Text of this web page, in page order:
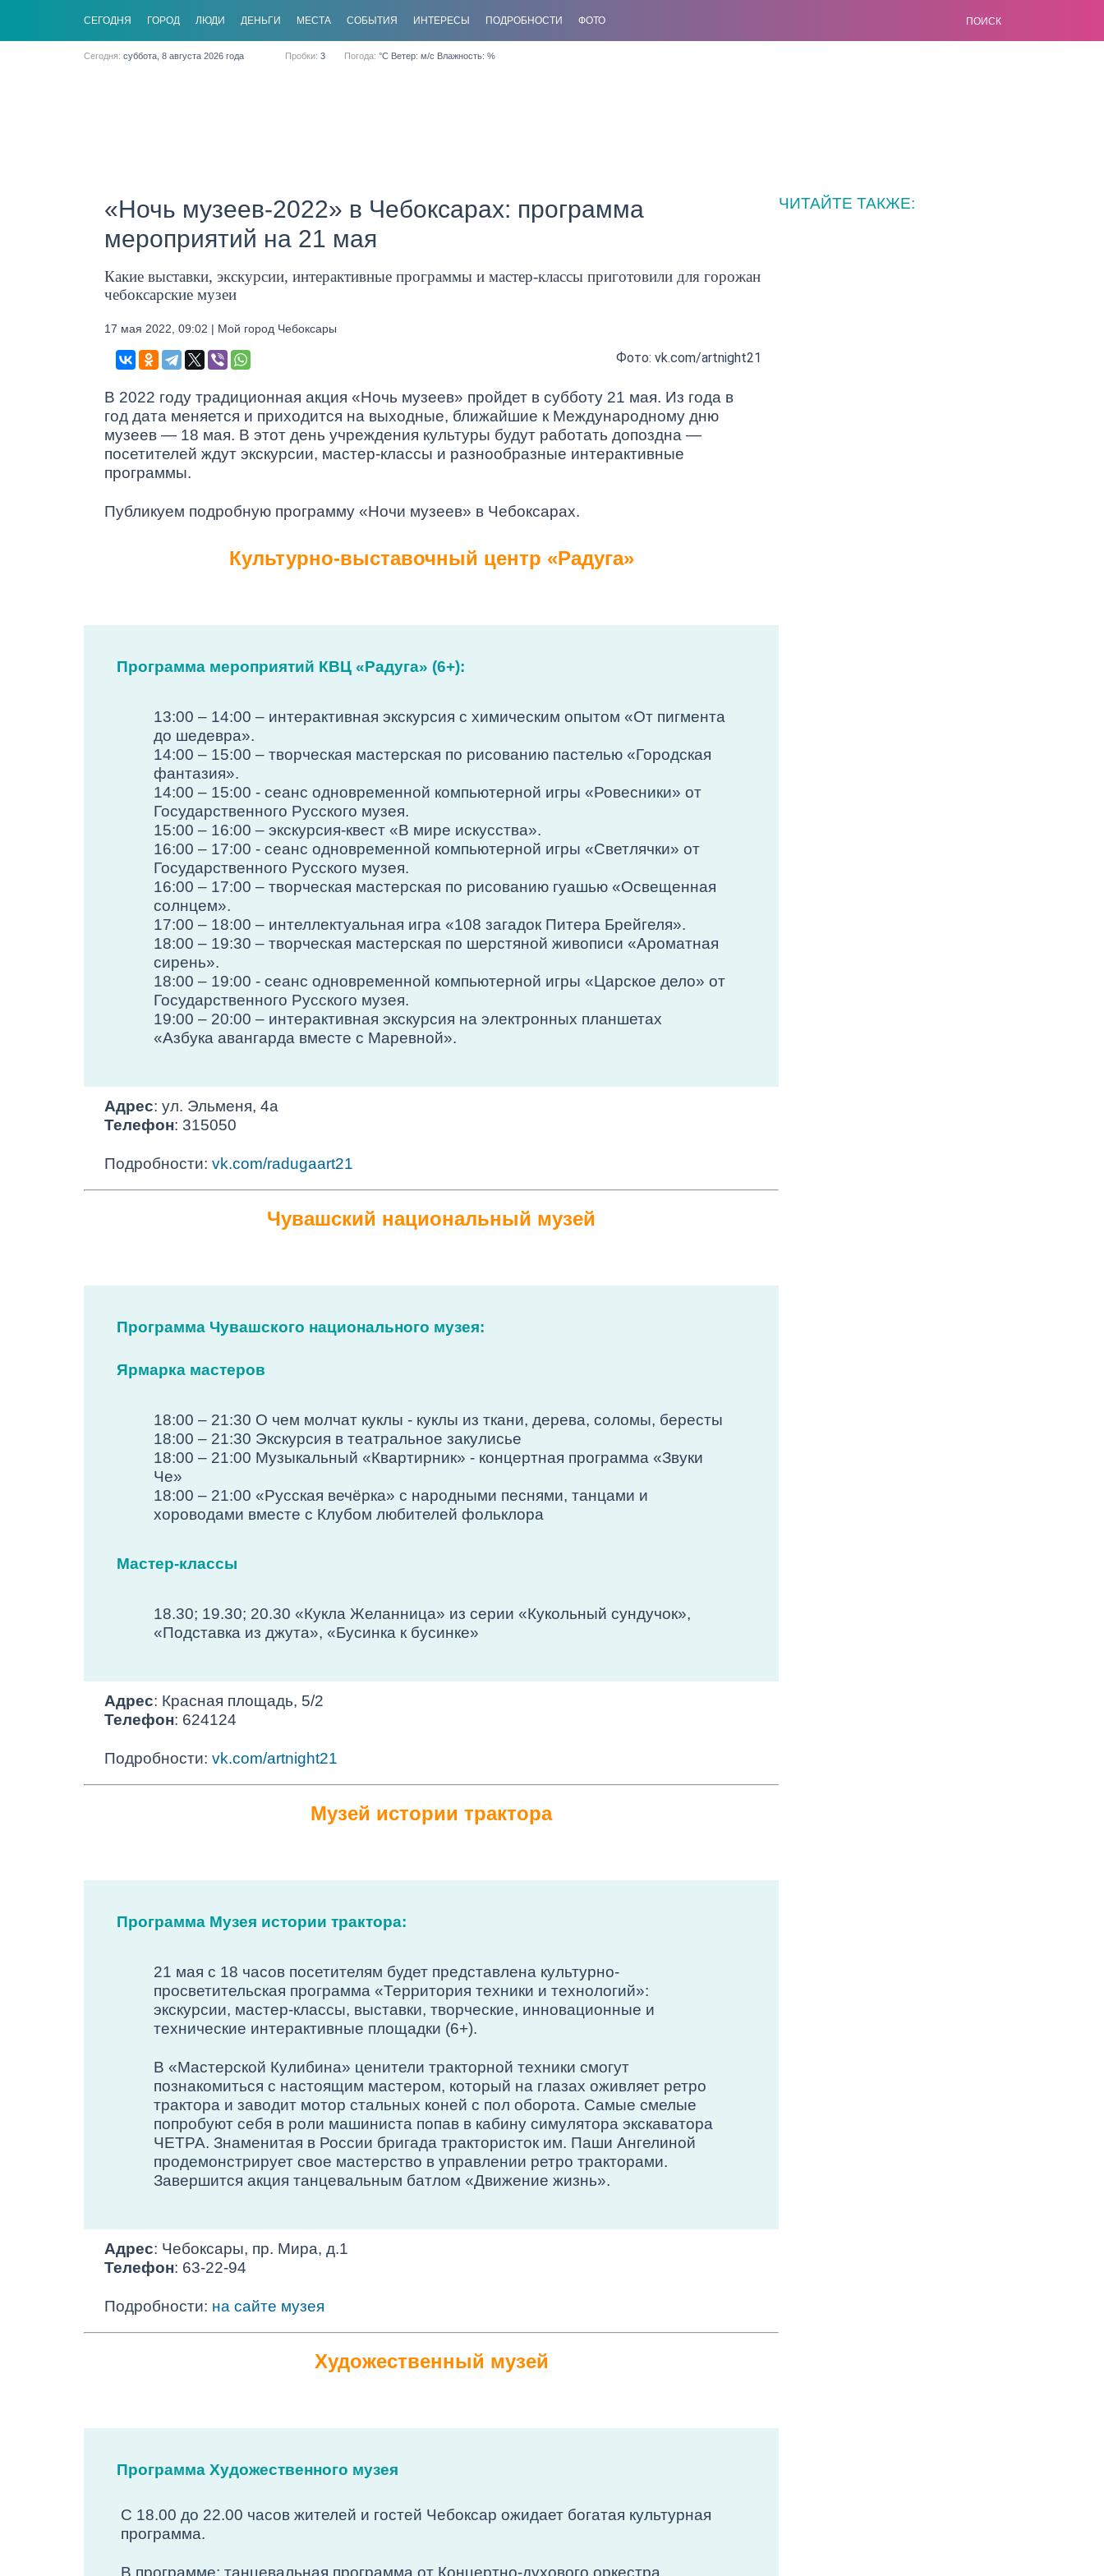
CЕГОДНЯ ГОРОД ЛЮДИ ДЕНЬГИ МЕСТА СОБЫТИЯ ИНТЕРЕСЫ ПОДРОБНОСТИ ФОТО ПОИСК
Сегодня: суббота, 8 августа 2026 года Пробки: 3 Погода: °C Ветер: м/с Влажность: %
«Ночь музеев-2022» в Чебоксарах: программа
мероприятий на 21 мая
Какие выставки, экскурсии, интерактивные программы и мастер-классы приготовили для горожан
чебоксарские музеи
17 мая 2022, 09:02 | Мой город Чебоксары
Фото: vk.com/artnight21
В 2022 году традиционная акция «Ночь музеев» пройдет в субботу 21 мая. Из года в
год дата меняется и приходится на выходные, ближайшие к Международному дню
музеев — 18 мая. В этот день учреждения культуры будут работать допоздна —
посетителей ждут экскурсии, мастер-классы и разнообразные интерактивные
программы.
Публикуем подробную программу «Ночи музеев» в Чебоксарах.
Культурно-выставочный центр «Радуга»
Программа мероприятий КВЦ «Радуга» (6+):
13:00 – 14:00 – интерактивная экскурсия с химическим опытом «От пигмента
до шедевра».
14:00 – 15:00 – творческая мастерская по рисованию пастелью «Городская
фантазия».
14:00 – 15:00 - сеанс одновременной компьютерной игры «Ровесники» от
Государственного Русского музея.
15:00 – 16:00 – экскурсия-квест «В мире искусства».
16:00 – 17:00 - сеанс одновременной компьютерной игры «Светлячки» от
Государственного Русского музея.
16:00 – 17:00 – творческая мастерская по рисованию гуашью «Освещенная
солнцем».
17:00 – 18:00 – интеллектуальная игра «108 загадок Питера Брейгеля».
18:00 – 19:30 – творческая мастерская по шерстяной живописи «Ароматная
сирень».
18:00 – 19:00 - сеанс одновременной компьютерной игры «Царское дело» от
Государственного Русского музея.
19:00 – 20:00 – интерактивная экскурсия на электронных планшетах
«Азбука авангарда вместе с Маревной».
Адрес: ул. Эльменя, 4а
Телефон: 315050
Подробности: vk.com/radugaart21
Чувашский национальный музей
Программа Чувашского национального музея:
Ярмарка мастеров
18:00 – 21:30 О чем молчат куклы - куклы из ткани, дерева, соломы, бересты
18:00 – 21:30 Экскурсия в театральное закулисье
18:00 – 21:00 Музыкальный «Квартирник» - концертная программа «Звуки
Че»
18:00 – 21:00 «Русская вечёрка» с народными песнями, танцами и
хороводами вместе с Клубом любителей фольклора
Мастер-классы
18.30; 19.30; 20.30 «Кукла Желанница» из серии «Кукольный сундучок»,
«Подставка из джута», «Бусинка к бусинке»
Адрес: Красная площадь, 5/2
Телефон: 624124
Подробности: vk.com/artnight21
Музей истории трактора
Программа Музея истории трактора:
21 мая с 18 часов посетителям будет представлена культурно-
просветительская программа «Территория техники и технологий»:
экскурсии, мастер-классы, выставки, творческие, инновационные и
технические интерактивные площадки (6+).
В «Мастерской Кулибина» ценители тракторной техники смогут
познакомиться с настоящим мастером, который на глазах оживляет ретро
трактора и заводит мотор стальных коней с пол оборота. Самые смелые
попробуют себя в роли машиниста попав в кабину симулятора экскаватора
ЧЕТРА. Знаменитая в России бригада трактористок им. Паши Ангелиной
продемонстрирует свое мастерство в управлении ретро тракторами.
Завершится акция танцевальным батлом «Движение жизнь».
Адрес: Чебоксары, пр. Мира, д.1
Телефон: 63-22-94
Подробности: на сайте музея
Художественный музей
Программа Художественного музея
С 18.00 до 22.00 часов жителей и гостей Чебоксар ожидает богатая культурная
программа.
ЧИТАЙТЕ ТАКЖЕ: